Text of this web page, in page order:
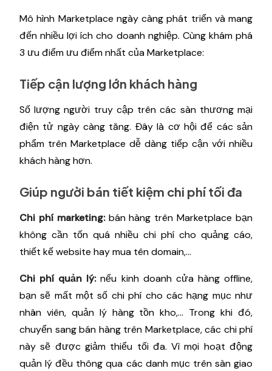
Mô hình Marketplace ngày càng phát triển và mang
đến nhiều lợi ích cho doanh nghiệp. Cùng khám phá
3 ưu điểm ưu điểm nhất của Marketplace:
Tiếp cận lượng lớn khách hàng
Số lượng người truy cập trên các sàn thương mại
điện tử ngày càng tăng. Đây là cơ hội để các sản
phẩm trên Marketplace dễ dàng tiếp cận với nhiều
khách hàng hơn.
Giúp người bán tiết kiệm chi phí tối đa
Chi phí marketing:bán hàng trên Marketplace bạn
không cần tốn quá nhiều chi phí cho quảng cáo,
thiết kế website hay mua tên domain,…
Chi phí quản lý:nếu kinh doanh cửa hàng offline,
bạn sẽ mất một số chi phí cho các hạng mục như
nhân viên, quản lý hàng tồn kho,… Trong khi đó,
chuyển sang bán hàng trên Marketplace, các chi phí
này sẽ được giảm thiểu tối đa. Vì mọi hoạt động
quản lý đều thông qua các danh mục trên sàn giao